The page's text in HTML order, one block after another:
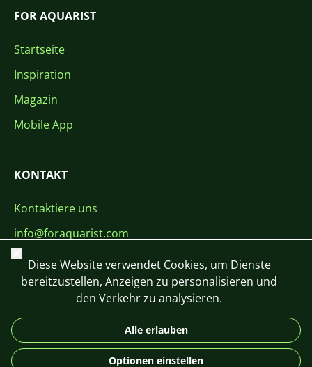
FOR AQUARIST
Startseite
Inspiration
Magazin
Mobile App
KONTAKT
Kontaktiere uns
info@foraquarist.com
+420 603 449 602
DE
Schließen
Diese Website verwendet Cookies, um Dienste
bereitzustellen, Anzeigen zu personalisieren und
den Verkehr zu analysieren.
Alle erlauben
Optionen einstellen